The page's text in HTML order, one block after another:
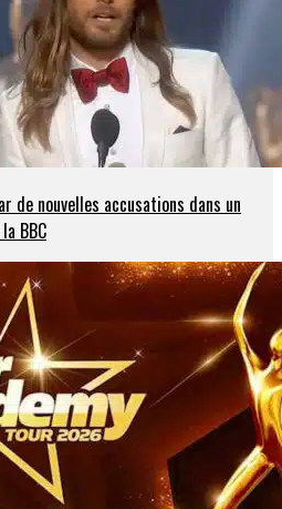
de nouvelles accusations dans un
BBC